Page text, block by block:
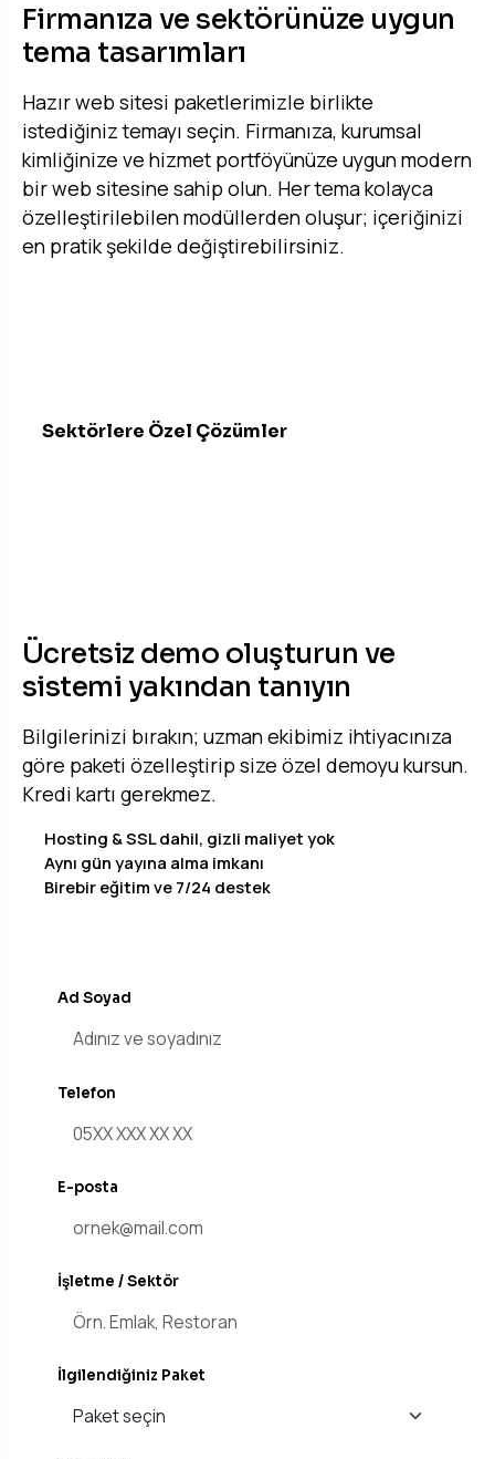
Firmanıza ve sektörünüze uygun
tema tasarımları
Hazır web sitesi paketlerimizle birlikte
istediğiniz temayı seçin. Firmanıza, kurumsal
kimliğinize ve hizmet portföyünüze uygun modern
bir web sitesine sahip olun. Her tema kolayca
özelleştirilebilen modüllerden oluşur; içeriğinizi
en pratik şekilde değiştirebilirsiniz.
Sektörlere Özel Çözümler
Ücretsiz demo oluşturun ve
sistemi yakından tanıyın
Bilgilerinizi bırakın; uzman ekibimiz ihtiyacınıza
göre paketi özelleştirip size özel demoyu kursun.
Kredi kartı gerekmez.
Hosting & SSL dahil, gizli maliyet yok
Aynı gün yayına alma imkanı
Birebir eğitim ve 7/24 destek
Ad Soyad
Telefon
E-posta
İşletme / Sektör
İlgilendiğiniz Paket